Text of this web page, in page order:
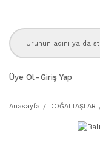
Üye Ol - Giriş Yap
Anasayfa DOĞALTAŞLAR